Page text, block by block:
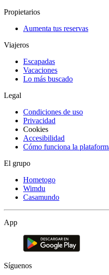
Propietarios
Aumenta tus reservas
Viajeros
Escapadas
Vacaciones
Lo más buscado
Legal
Condiciones de uso
Privacidad
Cookies
Accesibilidad
Cómo funciona la
El grupo
Hometogo
Wimdu
Casamundo
App
Síguenos